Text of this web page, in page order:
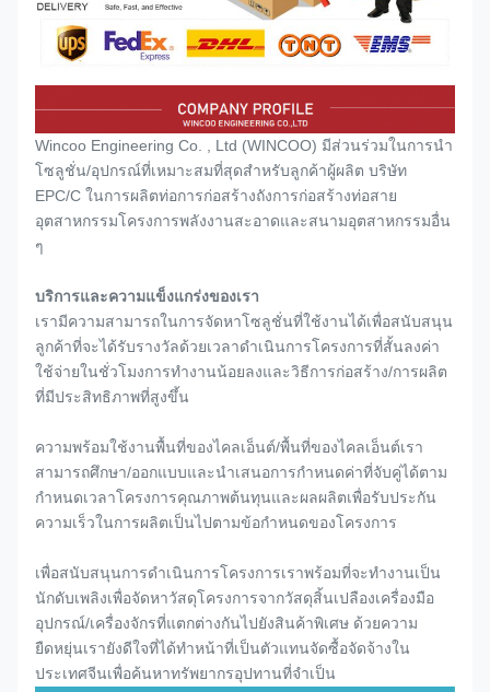
Wincoo Engineering Co. , Ltd (WINCOO) มีส่วนร่วมในการนำ
โซลูชั่น/อุปกรณ์ที่เหมาะสมที่สุดสำหรับลูกค้าผู้ผลิต บริษัท
EPC/C ในการผลิตท่อการก่อสร้างถังการก่อสร้างท่อสาย
อุตสาหกรรมโครงการพลังงานสะอาดและสนามอุตสาหกรรมอื่น
ๆ
บริการและความแข็งแกร่งของเรา
เรามีความสามารถในการจัดหาโซลูชั่นที่ใช้งานได้เพื่อสนับสนุน
ลูกค้าที่จะได้รับรางวัลด้วยเวลาดำเนินการโครงการที่สั้นลงค่า
ใช้จ่ายในชั่วโมงการทำงานน้อยลงและวิธีการก่อสร้าง/การผลิต
ที่มีประสิทธิภาพที่สูงขึ้น
ความพร้อมใช้งานพื้นที่ของไคลเอ็นต์/พื้นที่ของไคลเอ็นต์เรา
สามารถศึกษา/ออกแบบและนำเสนอการกำหนดค่าที่จับคู่ได้ตาม
กำหนดเวลาโครงการคุณภาพต้นทุนและผลผลิตเพื่อรับประกัน
ความเร็วในการผลิตเป็นไปตามข้อกำหนดของโครงการ
เพื่อสนับสนุนการดำเนินการโครงการเราพร้อมที่จะทำงานเป็น
นักดับเพลิงเพื่อจัดหาวัสดุโครงการจากวัสดุสิ้นเปลืองเครื่องมือ
อุปกรณ์/เครื่องจักรที่แตกต่างกันไปยังสินค้าพิเศษ ด้วยความ
ยืดหยุ่นเรายังดีใจที่ได้ทำหน้าที่เป็นตัวแทนจัดซื้อจัดจ้างใน
ประเทศจีนเพื่อค้นหาทรัพยากรอุปทานที่จำเป็น